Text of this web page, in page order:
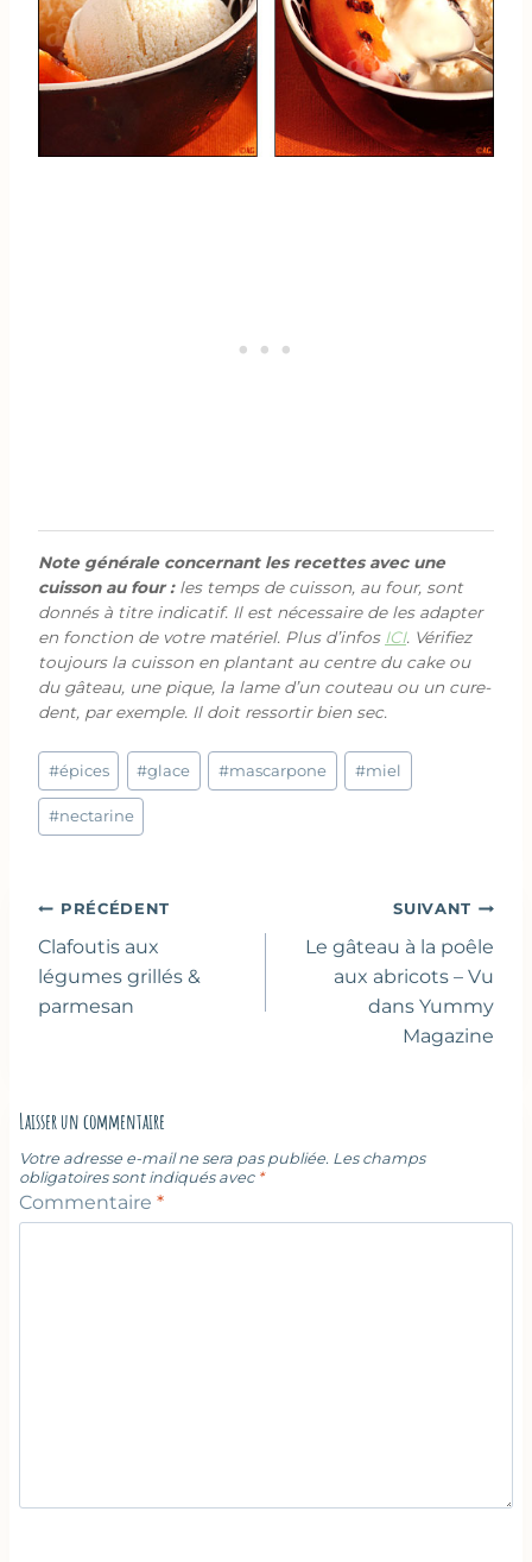
Note générale concernant les recettes avec une
cuisson au four :les temps de cuisson, au four, sont
donnés à titre indicatif. Il est nécessaire de les adapter
en fonction de votre matériel. Plus d’infos ICI. Vérifiez
toujours la cuisson en plantant au centre du cake ou
du gâteau, une pique, la lame d’un couteau ou un cure-
dent, par exemple. Il doit ressortir bien sec.
Étiquettes
de
la
#épices #glace #mascarpone #miel
#nectarine
Navigation
de
l’article
PRÉCÉDENT
Clafoutis aux
légumes grillés &
parmesan
SUIVANT
Le gâteau à la poêle
aux abricots – Vu
dans Yummy
Magazine
Laisser un commentaire
Votre adresse e-mail ne sera pas publiée. Les champs
obligatoires sont indiqués avec *
Commentaire *